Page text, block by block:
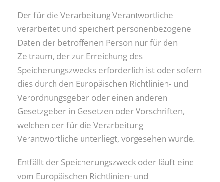
Der für die Verarbeitung Verantwortliche
verarbeitet und speichert personenbezogene
Daten der betroffenen Person nur für den
Zeitraum, der zur Erreichung des
Speicherungszwecks erforderlich ist oder sofern
dies durch den Europäischen Richtlinien- und
Verordnungsgeber oder einen anderen
Gesetzgeber in Gesetzen oder Vorschriften,
welchen der für die Verarbeitung
Verantwortliche unterliegt, vorgesehen wurde.
Entfällt der Speicherungszweck oder läuft eine
vom Europäischen Richtlinien- und